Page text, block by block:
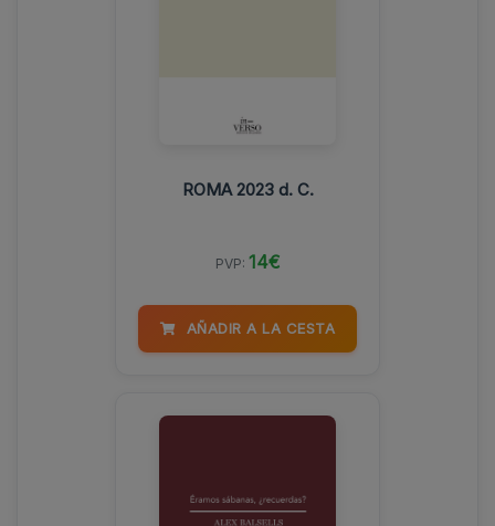
ROMA 2023 d. C.
PVP: 14€
AÑADIR A LA CESTA